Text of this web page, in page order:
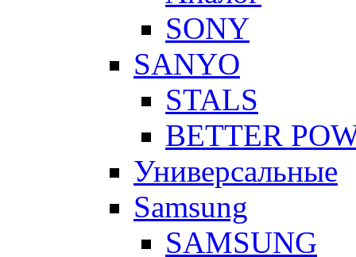
SONY
SANYO
STALS
BETTER
Универсальные
Samsung
SAMSUNG